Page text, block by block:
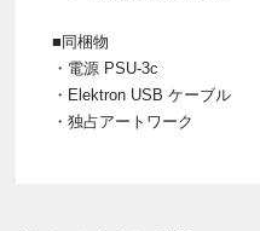
■同梱物
・電源 PSU-3c
・Elektron USB ケーブル
・独占アートワーク